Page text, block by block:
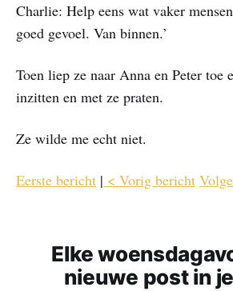
Charlie: Help eens wat vaker
goed gevoel. Van binnen.’
Toen liep ze naar Anna en Peter toe
inzitten en met ze praten.
Ze wilde me echt niet.
Eerste bericht | < Vorig bericht
Elke
nieuwe post in